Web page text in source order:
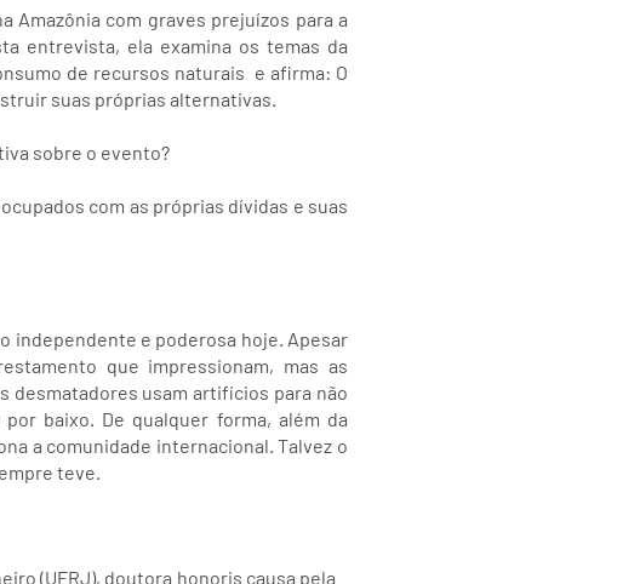
Amazônia com graves prejuízos para a
entrevista, ela examina os temas da
de recursos naturais  e afirma: O
suas próprias alternativas.
sobre o evento?
com as próprias dívidas e suas
independente e poderosa hoje. Apesar
que impressionam, mas as
usam artifícios para não
baixo. De qualquer forma, além da
a comunidade internacional. Talvez o
teve.
(UFRJ), doutora honoris causa pela